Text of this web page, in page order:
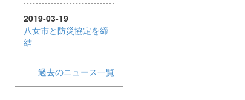
奈良県
和歌山県
鳥取県
島根県
2019-03-19
八女市と防災協定を締
結
過去のニュース一覧